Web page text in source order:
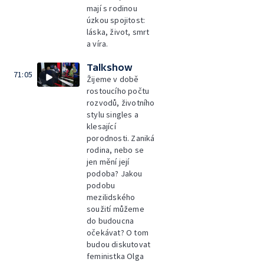
mají s rodinou
úzkou spojitost:
láska, život, smrt
a víra.
71:05
Talkshow
Žijeme v době
rostoucího počtu
rozvodů, životního
stylu singles a
klesající
porodnosti. Zaniká
rodina, nebo se
jen mění její
podoba? Jakou
podobu
mezilidského
soužití můžeme
do budoucna
očekávat? O tom
budou diskutovat
feministka Olga